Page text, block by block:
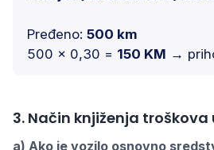
Pređeno: 500 km
500 × 0,30 = 150 KM →
3. Način knjiženja troškova
a) Ako je vozilo osnovno